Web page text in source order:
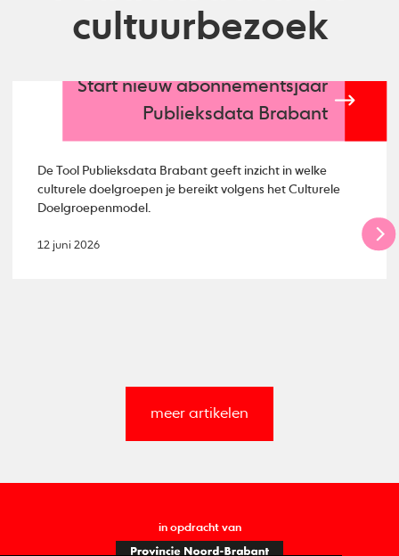
cultuurbezoek
Start nieuw abonnementsjaar
Publieksdata Brabant
De Tool Publieksdata Brabant geeft inzicht in welke
culturele doelgroepen je bereikt volgens het Culturele
Doelgroepenmodel.
12 juni 2026
meer artikelen
in opdracht van